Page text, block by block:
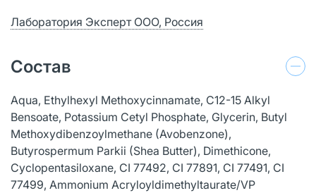
Лаборатория Эксперт ООО, Россия
Состав
Aqua, Ethylhexyl Methoxycinnamate, C12-15 Alkyl
Bensoate, Potassium Cetyl Phosphate, Glycerin, Butyl
Methoxydibenzoylmethane (Avobenzone),
Butyrospermum Parkii (Shea Butter), Dimethicone,
Cyclopentasiloxane, CI 77492, CI 77891, CI 77491, CI
77499, Ammonium Acryloyldimethyltaurate/VP